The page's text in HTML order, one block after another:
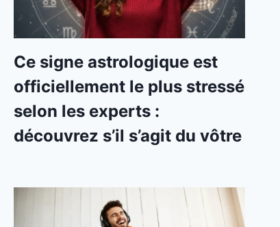
Ce signe astrologique est
officiellement le plus stressé
selon les experts :
découvrez s’il s’agit du vôtre